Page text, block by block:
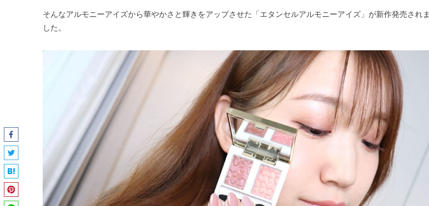
そんなアルモニーアイズから華やかさと輝きをアップさせた「エタンセルアルモニーアイズ」が新作発売されま
した。